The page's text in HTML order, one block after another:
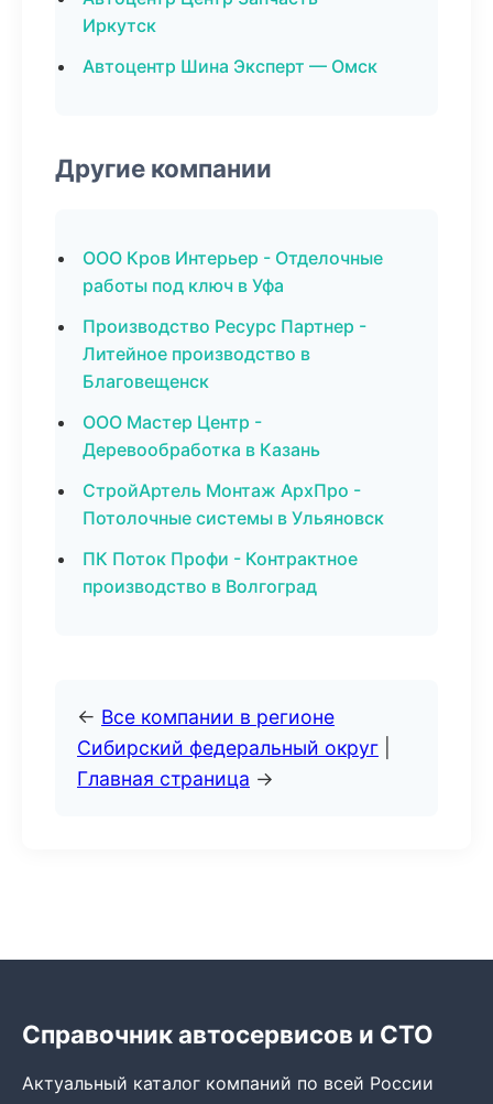
Иркутск
Автоцентр Шина Эксперт — Омск
Другие компании
ООО Кров Интерьер - Отделочные
работы под ключ в Уфа
Производство Ресурс Партнер -
Литейное производство в
Благовещенск
ООО Мастер Центр -
Деревообработка в Казань
СтройАртель Монтаж АрхПро -
Потолочные системы в Ульяновск
ПК Поток Профи - Контрактное
производство в Волгоград
← Все компании в регионе
Сибирский федеральный округ
Главная страница →
Справочник автосервисов и СТО
Актуальный каталог компаний по всей России